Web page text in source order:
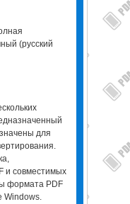
(русский
для
и совместимых
формата PDF
Windows.